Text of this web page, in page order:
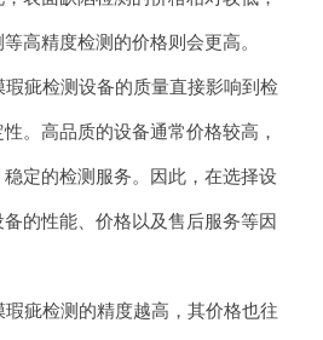
高精度检测的价格则会更高。
疵检测设备的质量直接影响到检
。高品质的设备通常价格较高，
定的检测服务。因此，在选择设
的性能、价格以及售后服务等因
疵检测的精度越高，其价格也往